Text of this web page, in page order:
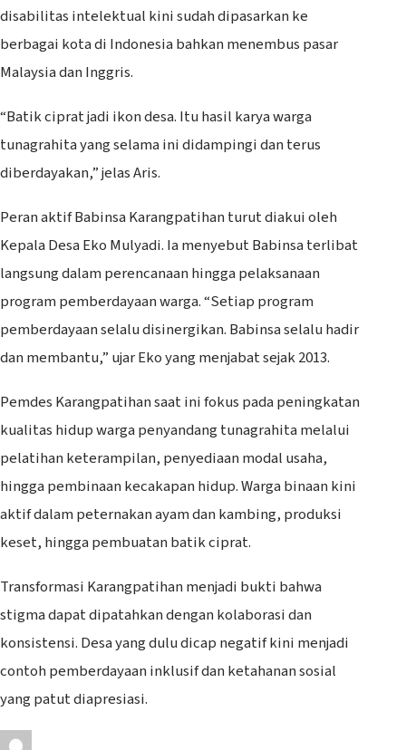
disabilitas intelektual kini sudah dipasarkan ke
berbagai kota di Indonesia bahkan menembus pasar
Malaysia dan Inggris.
“Batik ciprat jadi ikon desa. Itu hasil karya warga
tunagrahita yang selama ini didampingi dan terus
diberdayakan,” jelas Aris.
Peran aktif Babinsa Karangpatihan turut diakui oleh
Kepala Desa Eko Mulyadi. Ia menyebut Babinsa terlibat
langsung dalam perencanaan hingga pelaksanaan
program pemberdayaan warga. “Setiap program
pemberdayaan selalu disinergikan. Babinsa selalu hadir
dan membantu,” ujar Eko yang menjabat sejak 2013.
Pemdes Karangpatihan saat ini fokus pada peningkatan
kualitas hidup warga penyandang tunagrahita melalui
pelatihan keterampilan, penyediaan modal usaha,
hingga pembinaan kecakapan hidup. Warga binaan kini
aktif dalam peternakan ayam dan kambing, produksi
keset, hingga pembuatan batik ciprat.
Transformasi Karangpatihan menjadi bukti bahwa
stigma dapat dipatahkan dengan kolaborasi dan
konsistensi. Desa yang dulu dicap negatif kini menjadi
contoh pemberdayaan inklusif dan ketahanan sosial
yang patut diapresiasi.